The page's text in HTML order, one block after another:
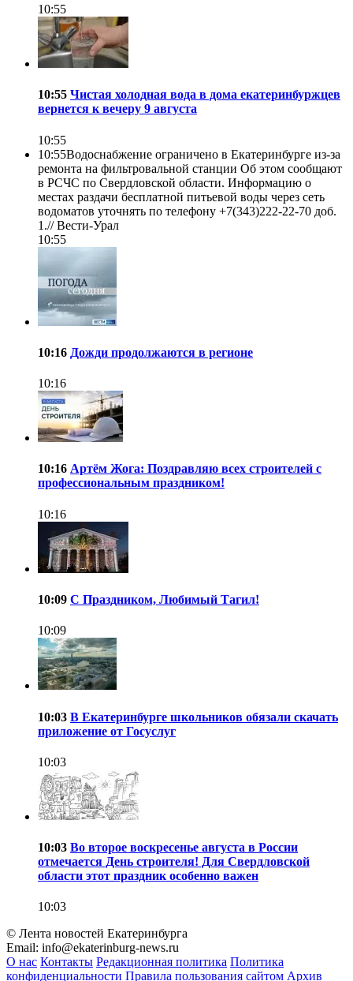
10:55
10:55 Чистая холодная вода в дома екатеринбуржцев
вернется к вечеру 9 августа
10:55
10:55Водоснабжение ограничено в Екатеринбурге из-за
ремонта на фильтровальной станции Об этом сообщают
в РСЧС по Свердловской области. Информацию о
местах раздачи бесплатной питьевой воды через сеть
водоматов уточнять по телефону +7(343)222-22-70 доб.
1.//Вести-Урал
10:55
10:16 Дожди продолжаются в регионе
10:16
10:16 Артём Жога: Поздравляю всех строителей с
профессиональным праздником!
10:16
10:09 С Праздником, Любимый Тагил!
10:09
10:03 В Екатеринбурге школьников обязали скачать
приложение от Госуслуг
10:03
10:03 Во второе воскресенье августа в России
отмечается День строителя! Для Свердловской
области этот праздник особенно важен
10:03
© Лента новостей Екатеринбурга
Email: info@ekaterinburg-news.ru
О нас Контакты Редакционная политика Политика
конфиденциальности Правила пользования сайтом Архив